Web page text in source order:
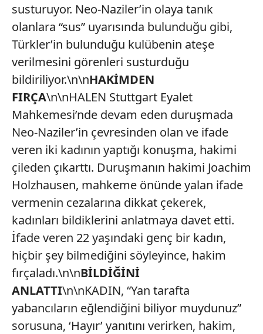
susturuyor. Neo-Naziler’in olaya tanık
olanlara “sus” uyarısında bulunduğu gibi,
Türkler’in bulunduğu kulübenin ateşe
verilmesini görenleri susturduğu
bildiriliyor.\n\nHAKİMDEN
FIRÇA\n\nHALEN Stuttgart Eyalet
Mahkemesi’nde devam eden duruşmada
Neo-Naziler’in çevresinden olan ve ifade
veren iki kadının yaptığı konuşma, hakimi
çileden çıkarttı. Duruşmanın hakimi Joachim
Holzhausen, mahkeme önünde yalan ifade
vermenin cezalarına dikkat çekerek,
kadınları bildiklerini anlatmaya davet etti.
İfade veren 22 yaşındaki genç bir kadın,
hiçbir şey bilmediğini söyleyince, hakim
fırçaladı.\n\nBİLDİĞİNİ
ANLATTI\n\nKADIN, “Yan tarafta
yabancıların eğlendiğini biliyor muydunuz”
sorusuna, ‘Hayır’ yanıtını verirken, hakim,